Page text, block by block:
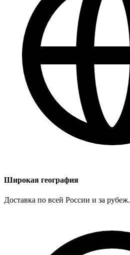
Широкая география
Доставка по всей России и за рубеж.